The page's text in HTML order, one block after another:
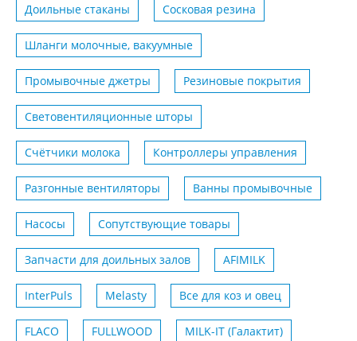
Доильные стаканы Сосковая резина
Шланги молочные, вакуумные
Промывочные джетры Резиновые покрытия
Световентиляционные шторы
Счётчики молока Контроллеры управления
Разгонные вентиляторы Ванны промывочные
Насосы Сопутствующие товары
Запчасти для доильных залов AFIMILK
InterPuls Melasty Все для коз и овец
FLACO FULLWOOD MILK-IT (Галактит)